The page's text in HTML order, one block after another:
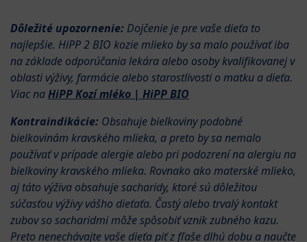
Dôležité upozornenie: Dojčenie je pre vaše dieťa to
najlepšie. HiPP 2 BIO kozie mlieko by sa malo používať iba
na základe odporúčania lekára alebo osoby kvalifikovanej v
oblasti výživy, farmácie alebo starostlivosti o matku a dieťa.
Viac naHiPP Kozí mléko | HiPP BIO
Kontraindikácie: Obsahuje bielkoviny podobné
bielkovinám kravského mlieka, a preto by sa nemalo
používať v prípade alergie alebo pri podozrení na alergiu na
bielkoviny kravského mlieka. Rovnako ako materské mlieko,
aj táto výživa obsahuje sacharidy, ktoré sú dôležitou
súčasťou výživy vášho dieťaťa. Častý alebo trvalý kontakt
zubov so sacharidmi môže spôsobiť vznik zubného kazu.
Preto nenechávajte vaše dieťa piť z fľaše dlhú dobu a naučte